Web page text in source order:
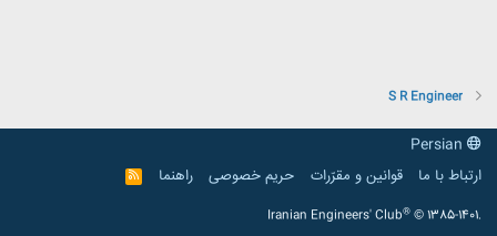
S R Engineer
ارتباط با ما
قوانین و مقرّرات حریم خصوصی راهنما
R
S
Iranian Engineers' Club® © 1385-1401.